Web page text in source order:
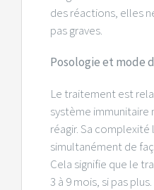
des réactions, elles
pas graves.
Posologie et mode
Le traitement est
système immunitaire
réagir. Sa complexité
simultanément de
Cela signifie que le
3 à 9 mois, si pas plus.